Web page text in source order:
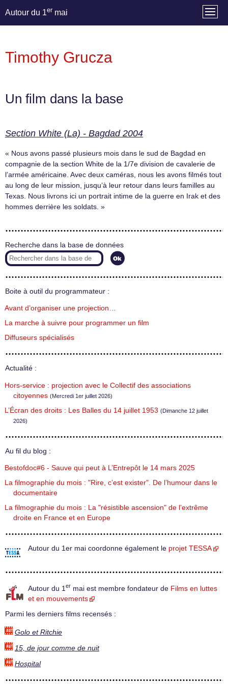
Autour du 1er mai
Timothy Grucza
Un film dans la base
Section White (La) - Bagdad 2004
« Nous avons passé plusieurs mois dans le sud de Bagdad en
compagnie de la section White de la 1/7e division de cavalerie de
l’armée américaine. Avec deux caméras, nous les avons filmés tout
au long de leur mission, jusqu’à leur retour dans leurs familles au
Texas. Nous livrons ici un portrait intime de la guerre en Irak et des
hommes derrière les soldats. »
Recherche dans la base de données
Boite à outil du programmateur :
Avant d’organiser une projection…
La marche à suivre pour programmer un film
Diffuseurs spécialisés
Actualité :
Hors-service : projection avec le Collectif des associations
citoyennes (Mercredi 1er juillet 2026)
L’Écran des droits : Les Balles du 14 juillet 1953 (Dimanche 12 juillet
2026)
Au fil du blog :
Bestofdoc#6 - Sauve qui peut à L’Entrepôt le 14 mars 2025
La filmographie du mois : "Rire, c’est exister". De l’humour dans le
documentaire
La filmographie du mois : La "résistible ascension" de l’extrême
droite en France et en Europe
Autour du 1er mai coordonne également le projet TESSA
Autour du 1 er mai est membre fondateur de Films en luttes
et en mouvements
Parmi les derniers films recensés :
Golo et Ritchie
15, de jour comme de nuit
Hospital